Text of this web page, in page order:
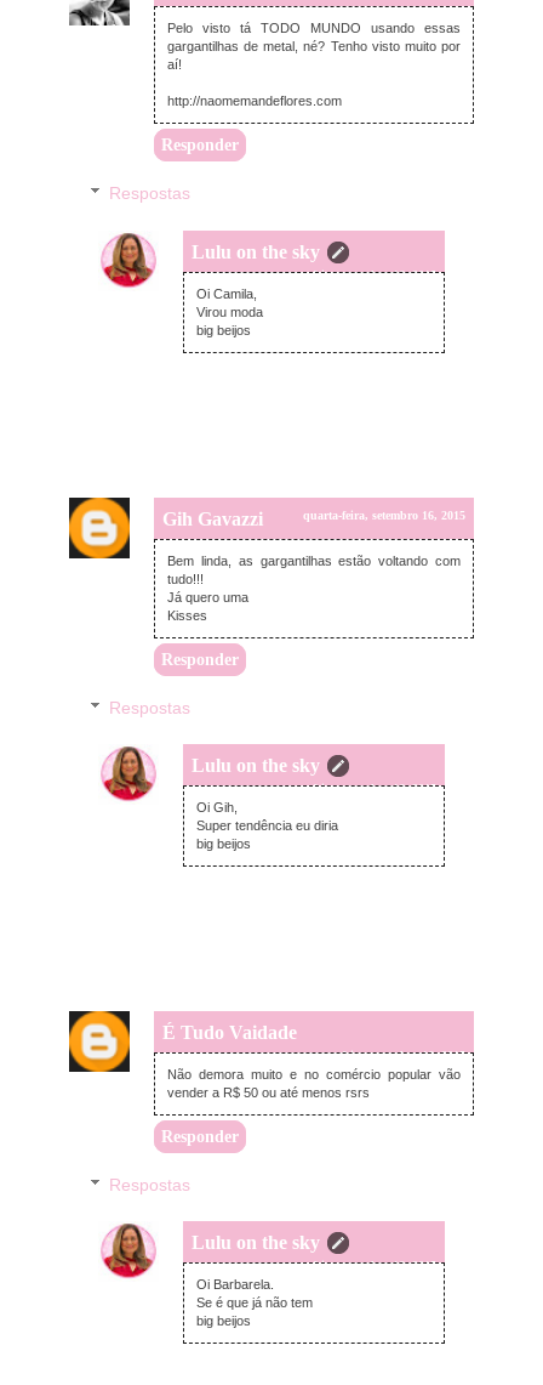
Pelo visto tá TODO MUNDO usando essas
gargantilhas de metal, né? Tenho visto muito por
aí!
http://naomemandeflores.com
Responder
Respostas
Lulu on the sky
quarta-feira, setembro 16, 2015
Oi Camila,
Virou moda
big beijos
Gih Gavazzi quarta-feira, setembro 16, 2015
Bem linda, as gargantilhas estão voltando com
tudo!!!
Já quero uma
Kisses
Responder
Respostas
Lulu on the sky
quarta-feira, setembro 16, 2015
Oi Gih,
Super tendência eu diria
big beijos
É Tudo Vaidade
quarta-feira, setembro 16, 2015
Não demora muito e no comércio popular vão
vender a R$ 50 ou até menos rsrs
Responder
Respostas
Lulu on the sky
quarta-feira, setembro 16, 2015
Oi Barbarela.
Se é que já não tem
big beijos